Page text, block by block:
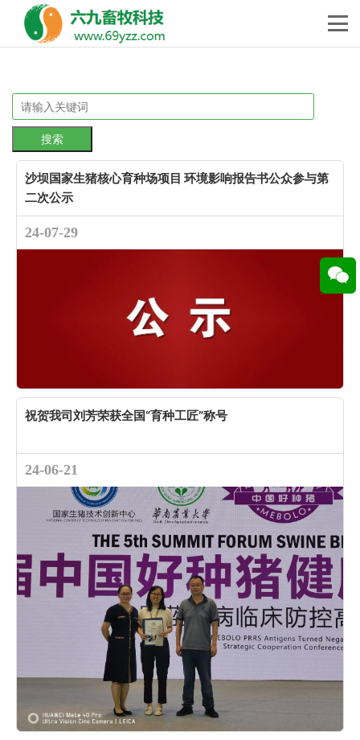
搜索
沙坝国家生猪核心育种场项目 环境影响报告书公众参与第
二次公示
24-07-29
祝贺我司刘芳荣获全国“育种工匠”称号
24-06-21